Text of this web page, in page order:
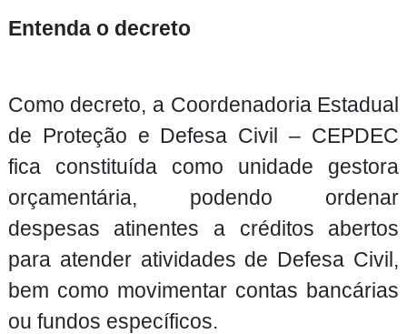
Entenda o decreto
Como decreto, a Coordenadoria Estadual
de Proteção e Defesa Civil – CEPDEC
fica constituída como unidade gestora
orçamentária, podendo ordenar
despesas atinentes a créditos abertos
para atender atividades de Defesa Civil,
bem como movimentar contas bancárias
ou fundos específicos.